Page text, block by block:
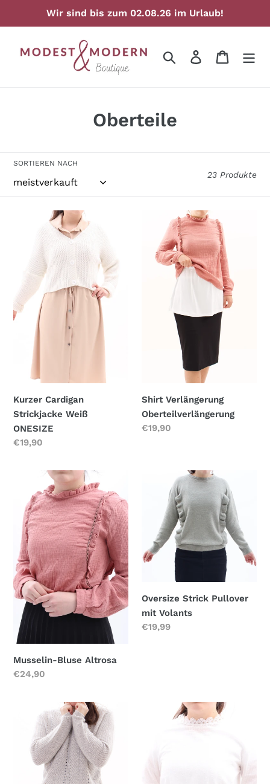
Wir sind bis zum 02.08.26 im Urlaub!
Suchen Einloggen
S
m
n
g
:
Oberteile
SORTIEREN NACH
23 Produkte
Cardigan
Strickjacke
ONESIZE
Kurzer Cardigan
Strickjacke Weiß
ONESIZE
Normaler
€19,90
Verlängerung
Oberteilverlängerung
Shirt Verlängerung
Oberteilverlängerung
Normaler
€19,90
Musselin-
Bluse
Altrosa
Musselin-Bluse Altrosa
Normaler
€24,90
Oversize
Pullover
Volants
Oversize Strick Pullover
mit Volants
Normaler
€19,99
Strickpullover
Hellgrau